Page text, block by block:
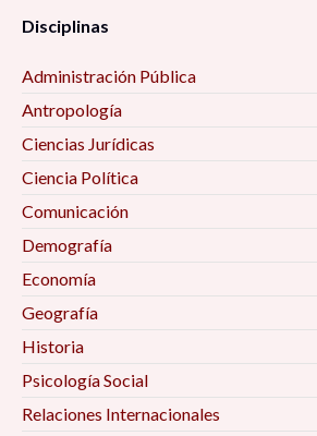
Disciplinas
Administración Pública
Antropología
Ciencias Jurídicas
Ciencia Política
Comunicación
Demografía
Economía
Geografía
Historia
Psicología Social
Relaciones Internacionales